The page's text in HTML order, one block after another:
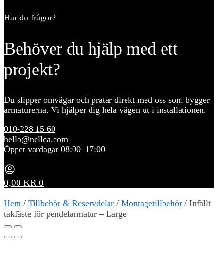
Har du frågor?
Behöver du hjälp med ett
projekt?
Du slipper omvägar och pratar direkt med oss som bygger
armaturerna. Vi hjälper dig hela vägen ut i installationen.
010-228 15 60
hello@nellca.com
Öppet vardagar 08:00–17:00
0,00 KR 0
Hem / Tillbehör & Reservdelar / Montagetillbehör / Infällt
takfäste för pendelarmatur – Large